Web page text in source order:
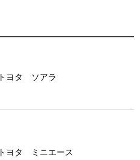
トヨタ ソアラ
トヨタ ミニエース